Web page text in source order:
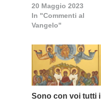
20 Maggio 2023
In "Commenti al
Vangelo"
Sono con voi tutti i